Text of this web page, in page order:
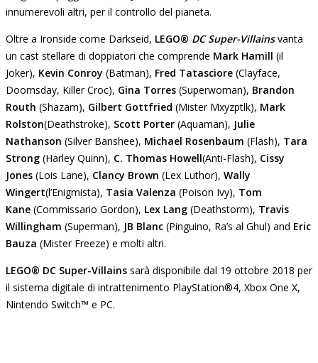
innumerevoli altri, per il controllo del pianeta.
Oltre a Ironside come Darkseid, LEGO® DC Super-Villainsvanta
un cast stellare di doppiatori che comprende Mark Hamill (il
Joker), Kevin Conroy (Batman), Fred Tatasciore (Clayface,
Doomsday, Killer Croc), Gina Torres (Superwoman), Brandon
Routh (Shazam), Gilbert Gottfried (Mister Mxyzptlk), Mark
Rolston(Deathstroke), Scott Porter (Aquaman), Julie
Nathanson (Silver Banshee), Michael Rosenbaum (Flash), Tara
Strong (Harley Quinn), C. Thomas Howell(Anti-Flash), Cissy
Jones (Lois Lane), Clancy Brown (Lex Luthor), Wally
Wingert(l’Enigmista), Tasia Valenza (Poison Ivy), Tom
Kane (Commissario Gordon), Lex Lang (Deathstorm), Travis
Willingham (Superman), JB Blanc (Pinguino, Ra’s al Ghul) and Eric
Bauza (Mister Freeze) e molti altri.
LEGO® DC Super-Villains sarà disponibile dal 19 ottobre 2018 per
il sistema digitale di intrattenimento PlayStation®4, Xbox One X,
Nintendo Switch™ e PC.